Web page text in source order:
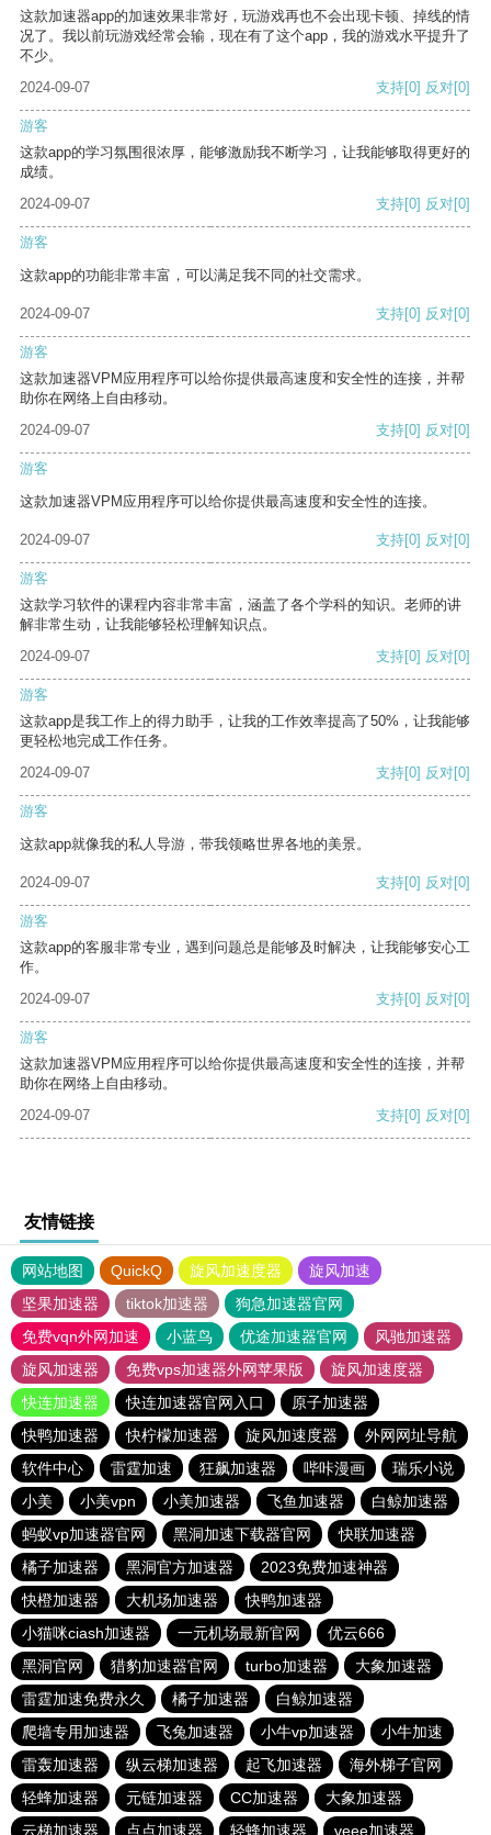
这款加速器app的加速效果非常好，玩游戏再也不会出现卡顿、掉线的情
况了。我以前玩游戏经常会输，现在有了这个app，我的游戏水平提升了
不少。
2024-09-07
支持[0] 反对[0]
游客
这款app的学习氛围很浓厚，能够激励我不断学习，让我能够取得更好的
成绩。
2024-09-07
支持[0] 反对[0]
游客
这款app的功能非常丰富，可以满足我不同的社交需求。
2024-09-07 支持[0] 反对[0]
游客
这款加速器VPM应用程序可以给你提供最高速度和安全性的连接，并帮
助你在网络上自由移动。
2024-09-07
支持[0] 反对[0]
游客
这款加速器VPM应用程序可以给你提供最高速度和安全性的连接。
2024-09-07 支持[0] 反对[0]
游客
这款学习软件的课程内容非常丰富，涵盖了各个学科的知识。老师的讲
解非常生动，让我能够轻松理解知识点。
2024-09-07
支持[0] 反对[0]
游客
这款app是我工作上的得力助手，让我的工作效率提高了50%，让我能够
更轻松地完成工作任务。
2024-09-07
支持[0] 反对[0]
游客
这款app就像我的私人导游，带我领略世界各地的美景。
2024-09-07 支持[0] 反对[0]
游客
这款app的客服非常专业，遇到问题总是能够及时解决，让我能够安心工
作。
2024-09-07
支持[0] 反对[0]
游客
这款加速器VPM应用程序可以给你提供最高速度和安全性的连接，并帮
助你在网络上自由移动。
2024-09-07
支持[0] 反对[0]
友情链接
网站地图 QuickQ 旋风加速度器
旋风加速
坚果加速器
tiktok加速器
狗急加速器官网
免费vqn外网加速
小蓝鸟 优途加速器官网
风驰加速器
旋风加速器
免费vps加速器外网苹果版
旋风加速度器
快连加速器
快连加速器官网入口
原子加速器
快鸭加速器
快柠檬加速器 旋风加速度器
外网网址导航
软件中心
雷霆加速 狂飙加速器 哔咔漫画
瑞乐小说
小美
小美vpn 小美加速器 飞鱼加速器
白鲸加速器
蚂蚁vp加速器官网
黑洞加速下载器官网
快联加速器
橘子加速器
黑洞官方加速器
2023免费加速神器
快橙加速器
大机场加速器
快鸭加速器
小猫咪ciash加速器
一元机场最新官网
优云666
黑洞官网
猎豹加速器官网 turbo加速器
大象加速器
雷霆加速免费永久
橘子加速器
白鲸加速器
爬墙专用加速器
飞兔加速器 小牛vp加速器
小牛加速
雷轰加速器
纵云梯加速器 起飞加速器
海外梯子官网
轻蜂加速器
元链加速器 CC加速器
大象加速器
云梯加速器
点点加速器 轻蜂加速器 veee加速器